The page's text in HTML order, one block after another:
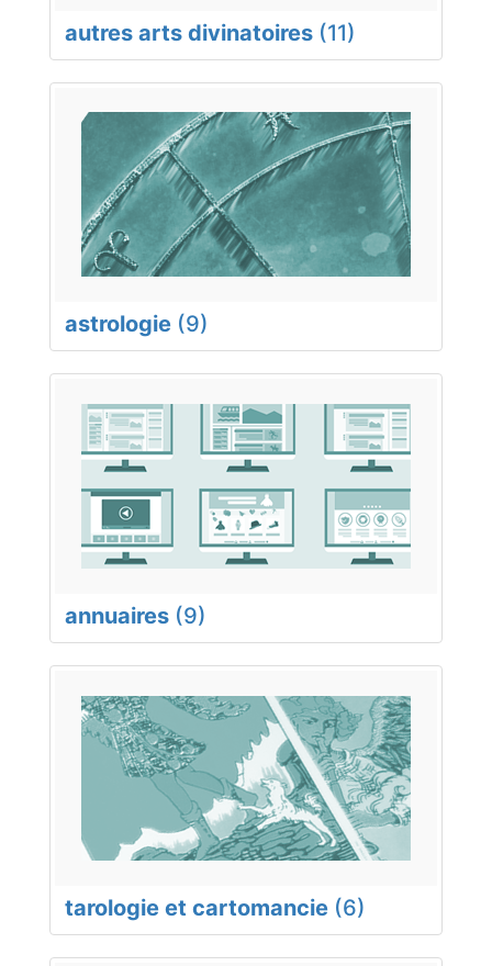
autres arts divinatoires (11)
astrologie (9)
annuaires (9)
tarologie et cartomancie (6)